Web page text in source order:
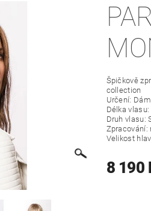
Špičkově
collection
Určení:
Délka
Druh vlasu:
Zpracování:
Velikost
8 190